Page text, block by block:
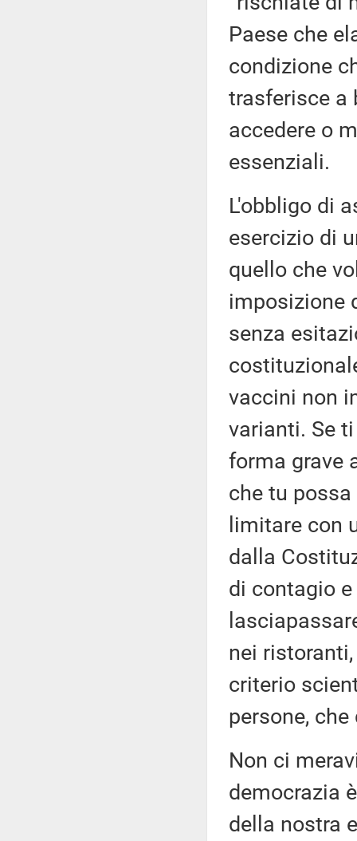
Paese che
condizione
trasferisce a
accedere o
essenziali.
L'obbligo di
esercizio di
quello che
imposizione
senza
vaccini non
varianti. Se
forma grave
che tu
limitare con
dalla
di contagio
nei
criterio
persone,
Non ci
democrazia
della nostra